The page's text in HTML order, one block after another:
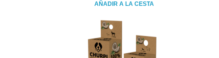
AÑADIR A LA CESTA